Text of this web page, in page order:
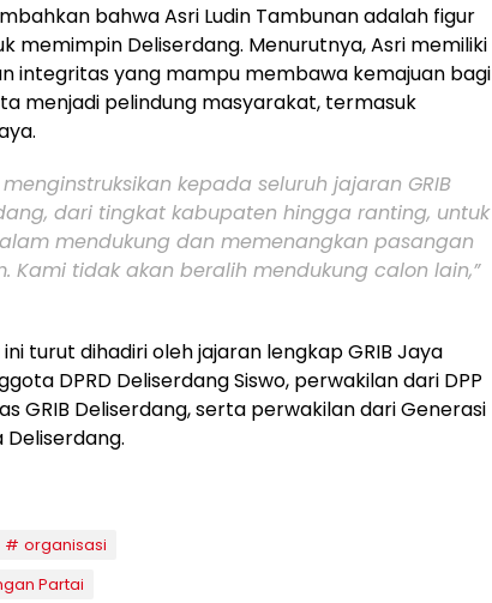
bahwa Asri Ludin Tambunan adalah figur
memimpin Deliserdang. Menurutnya, Asri memiliki
integritas yang mampu membawa kemajuan bagi
menjadi pelindung masyarakat, termasuk
kepada seluruh jajaran GRIB
dari tingkat kabupaten hingga ranting, untuk
mendukung dan memenangkan pasangan
Kami tidak akan beralih mendukung calon lain,”
turut dihadiri oleh jajaran lengkap GRIB Jaya
DPRD Deliserdang Siswo, perwakilan dari DPP
GRIB Deliserdang, serta perwakilan dari Generasi
Deliserdang.
organisasi
Partai